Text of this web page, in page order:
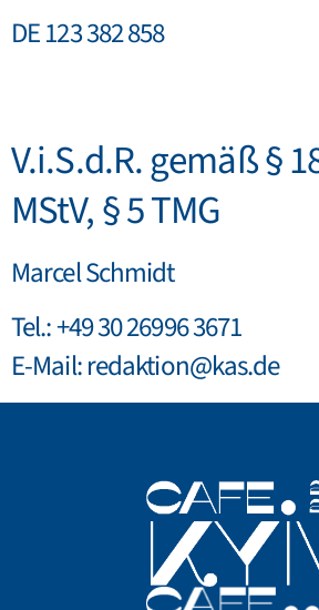
DE 123 382 858
V.i.S.d.R. gemäß §
MStV, § 5 TMG
Marcel Schmidt
Tel.: +49 30 26996 3671
E-Mail:redaktion@kas.de